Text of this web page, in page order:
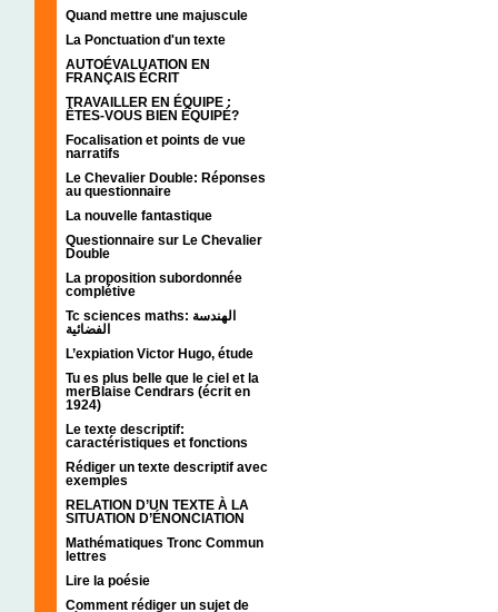
Quand mettre une majuscule
La Ponctuation d'un texte
AUTOÉVALUATION EN
FRANÇAIS ÉCRIT
TRAVAILLER EN ÉQUIPE :
ÊTES-VOUS BIEN ÉQUIPÉ?
Focalisation et points de vue
narratifs
Le Chevalier Double: Réponses
au questionnaire
La nouvelle fantastique
Questionnaire sur Le Chevalier
Double
La proposition subordonnée
complétive
Tc sciences maths: الهندسة
الفضائية
L’expiation Victor Hugo, étude
Tu es plus belle que le ciel et la
merBlaise Cendrars (écrit en
1924)
Le texte descriptif:
caractéristiques et fonctions
Rédiger un texte descriptif avec
exemples
RELATION D’UN TEXTE À LA
SITUATION D’ÉNONCIATION
Mathématiques Tronc Commun
lettres
Lire la poésie
Comment rédiger un sujet de